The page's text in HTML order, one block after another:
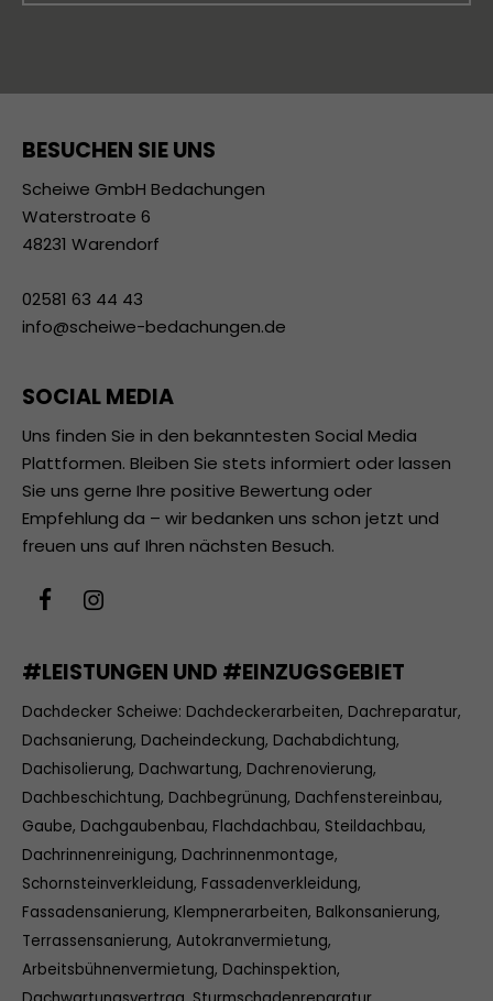
BESUCHEN SIE UNS
Scheiwe GmbH Bedachungen
Waterstroate 6
48231 Warendorf
02581 63 44 43
info@scheiwe-bedachungen.de
SOCIAL MEDIA
Uns finden Sie in den bekanntesten Social Media
Plattformen. Bleiben Sie stets informiert oder lassen
Sie uns gerne Ihre positive Bewertung oder
Empfehlung da – wir bedanken uns schon jetzt und
freuen uns auf Ihren nächsten Besuch.
#LEISTUNGEN UND #EINZUGSGEBIET
Dachdecker Scheiwe: Dachdeckerarbeiten, Dachreparatur,
Dachsanierung, Dacheindeckung, Dachabdichtung,
Dachisolierung, Dachwartung, Dachrenovierung,
Dachbeschichtung, Dachbegrünung, Dachfenstereinbau,
Gaube, Dachgaubenbau, Flachdachbau, Steildachbau,
Dachrinnenreinigung, Dachrinnenmontage,
Schornsteinverkleidung, Fassadenverkleidung,
Fassadensanierung, Klempnerarbeiten, Balkonsanierung,
Terrassensanierung, Autokranvermietung,
Arbeitsbühnenvermietung, Dachinspektion,